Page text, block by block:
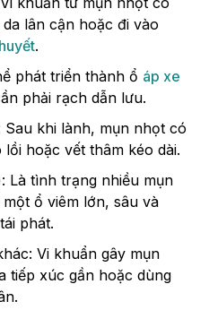
lân cận hoặc đi vào
.
phát triển thành ổ áp xe
phải rạch dẫn lưu.
Sau khi lành, mụn nhọt có
hoặc vết thâm kéo dài.
Là tình trạng nhiều mụn
ổ viêm lớn, sâu và
phát.
Vi khuẩn gây mụn
tiếp xúc gần hoặc dùng